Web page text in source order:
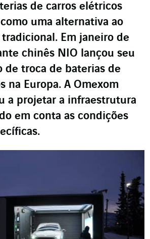
de carros elétricos
uma alternativa ao
Em janeiro de
chinês NIO lançou seu
de troca de baterias de
na Europa. A Omexom
a projetar a infraestrutura
em conta as condições